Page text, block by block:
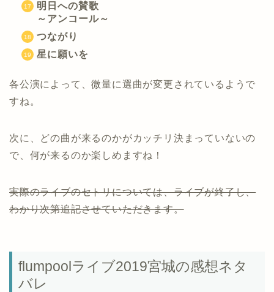
明日への賛歌
～アンコール～
つながり
星に願いを
各公演によって、微量に選曲が変更されているようで
すね。
次に、どの曲が来るのかがカッチリ決まっていないの
で、何が来るのか楽しめますね！
実際のライブのセトリについては、ライブが終了し、
わかり次第追記させていただきます。
flumpoolライブ2019宮城の感想ネタ
バレ